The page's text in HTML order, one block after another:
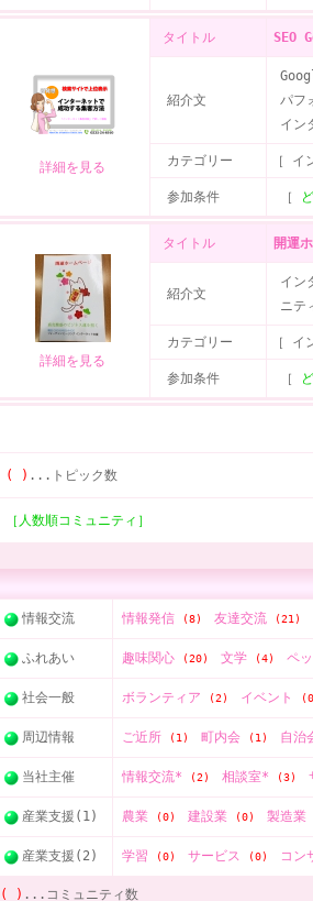
詳細を見る
タイトル SEO
紹介文
パフ
イン
カテゴリー ［ イ
参加条件 ［
詳細を見る
タイトル 開運
紹介文
イン
ニテ
カテゴリー ［ イ
参加条件 ［
( ) ...トピック数
［人数順コミュニティ］
情報交流 情報発信 (8) 友達交流 (21)
ふれあい 趣味関心 (20) 文学 (4) ペ
社会一般 ボランティア (2) イベント
周辺情報 ご近所 (1) 町内会 (1) 自治
当社主催 情報交流* (2) 相談室* (3)
産業支援(1) 農業 (0) 建設業 (0) 製造業
産業支援(2) 学習 (0) サービス (0) コン
( ) ...コミュニティ数